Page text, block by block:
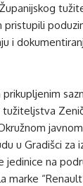
i
u Gradišci za
na
marke